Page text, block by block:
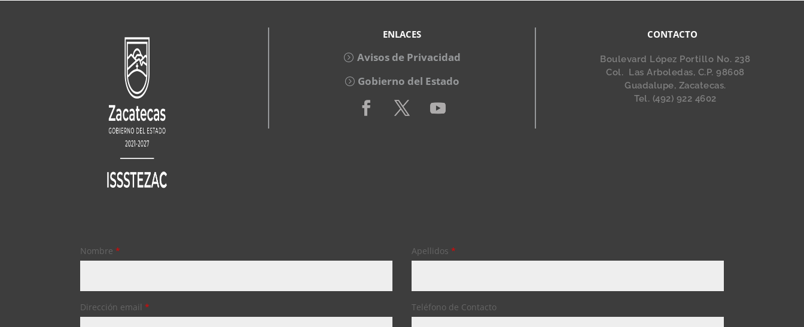
ENLACES
Avisos de Privacidad
Gobierno del Estado
CONTACTO
Boulevard López Portillo No. 238
Col. Las Arboledas, C.P. 98608
Guadalupe, Zacatecas.
Tel. (492) 922 4602
Nombre*
Dirección email*
Apellidos*
Teléfono de Contacto